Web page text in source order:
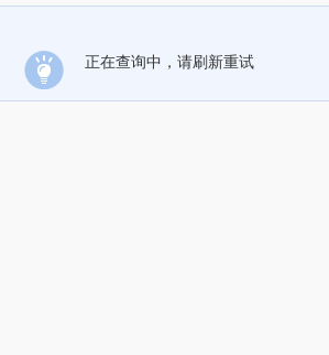
正在查询中，请刷新重试